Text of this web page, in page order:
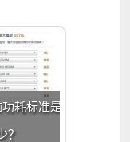
耗标准是
？